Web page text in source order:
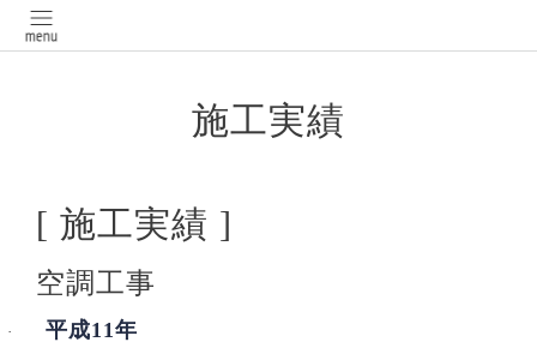
施工実績
[施工実績 ]
空調工事
· 平成11年